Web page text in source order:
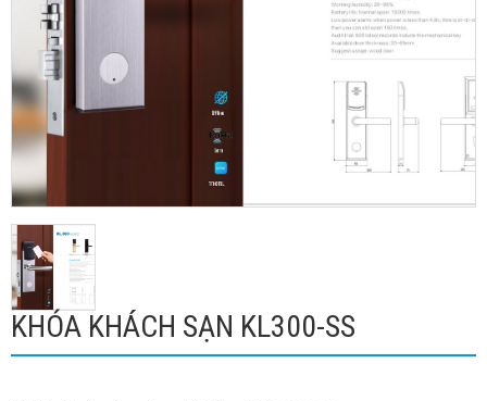
KHÓA KHÁCH SẠN KL300-SS